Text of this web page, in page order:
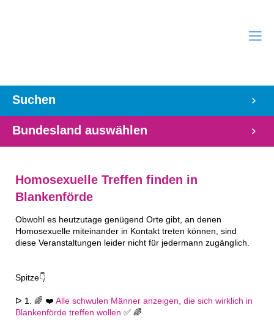
Suchen
Bundesland auswählen
Homosexuelle Treffen finden in
Blankenförde
Obwohl es heutzutage genügend Orte gibt, an denen
Homosexuelle miteinander in Kontakt treten können, sind
diese Veranstaltungen leider nicht für jedermann zugänglich.
Spitze👇
ᐅ 1. 🌈 ❤️ Alle schwulen Männer anzeigen, die sich wirklich in
Blankenförde treffen wollen ✅ 🌈